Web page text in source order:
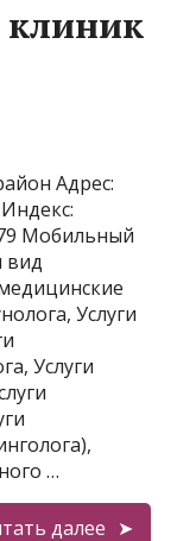
Адрес:
Мобильный
вид
Услуги
Услуги
…
далее